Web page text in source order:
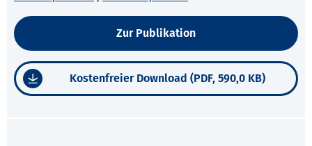
Zur Publikation
Kostenfreier Download (PDF, 590,0 KB)